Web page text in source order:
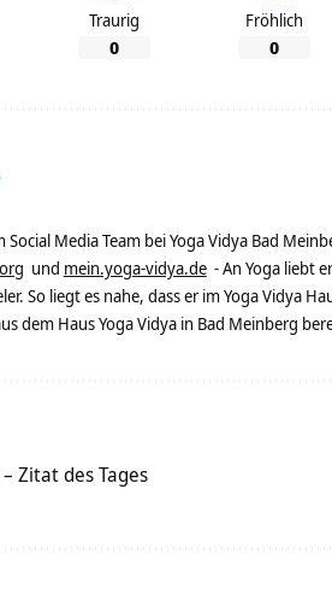
Traurig
0
Fröhlich
0
Media Team bei Yoga Vidya Bad
und mein.yoga-vidya.de - An Yoga liebt
So liegt es nahe, dass er im Yoga Vidya
dem Haus Yoga Vidya in Bad Meinberg
Zitat des Tages